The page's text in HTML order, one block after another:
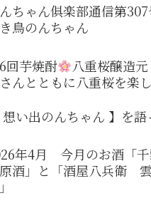
ちゃん俱楽部通信第
鳥のんちゃん
回芋焼酎
八重桜醸造
んとともに八重桜を楽
想い出のんちゃん 】を
年4月 今月のお酒「
酒」と「酒屋八兵衛